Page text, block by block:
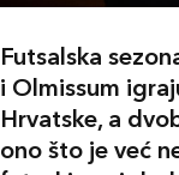
Futsalska
i Olmissum
Hrvatske, a
ono što je već